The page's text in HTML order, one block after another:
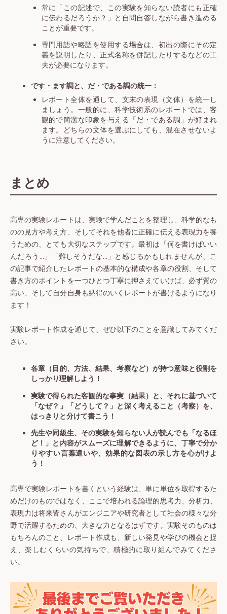
常に「この記述で、この実験を知らない読者にも正確
に伝わるだろうか？」と自問自答しながら書き進める
ことが重要です。
専門用語や略語を使用する場合は、初出の際にその定
義を説明したり、正式名称を併記したりするなどの工
夫が必要になります。
です・ます調と、だ・である調の統一：
レポート全体を通して、文末の表現（文体）を統一し
ましょう。一般的に、科学技術系のレポートでは、客
観的で簡潔な印象を与える「だ・である調」が好まれ
ます。どちらの文体を選ぶにしても、混在させないよ
うに注意してください。
まとめ
高専の実験レポートは、実験で学んだことを整理し、科学的なも
のの見方や考え方、そしてそれを他者に正確に伝える表現力を養
うための、とても大切なステップです。最初は「何を書けばいい
んだろう…」「難しそうだな…」と感じるかもしれませんが、こ
の記事で紹介したレポートの基本的な構成や各章の役割、そして
書き方のポイントを一つひとつ丁寧に押さえていけば、必ず質の
高い、そして自分自身も納得のいくレポートが書けるようになり
ます！
実験レポート作成を通じて、ぜひ以下のことを意識してみてくだ
さい。
各章（目的、方法、結果、考察など）が持つ意味と役割を
しっかり理解しよう！
実験で得られた客観的な事実（結果）と、それに基づいて
「なぜ？」「どうして？」と深く考えること（考察）を、
はっきりと分けて書こう！
先生や同級生、その実験を知らない人が読んでも「なるほ
ど！」と内容がスムーズに理解できるように、丁寧で分か
りやすい言葉遣いや、効果的な図表の示し方を心がけよ
う！
高専で実験レポートを書くという経験は、単に単位を取得するた
めだけのものではなく、ここで培われる論理的思考力、分析力、
表現力は将来皆さんがエンジニアや研究者として社会の様々な分
野で活躍するための、大きな力となるはずです。実験そのものは
もちろんのこと、レポート作成も、新しい発見や学びの機会と捉
え、楽しむくらいの気持ちで、積極的に取り組んでみてくださ
い。